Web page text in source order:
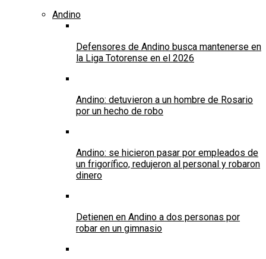
Andino
Defensores de Andino busca mantenerse en
la Liga Totorense en el 2026
Andino: detuvieron a un hombre de Rosario
por un hecho de robo
Andino: se hicieron pasar por empleados de
un frigorífico, redujeron al personal y robaron
dinero
Detienen en Andino a dos personas por
robar en un gimnasio